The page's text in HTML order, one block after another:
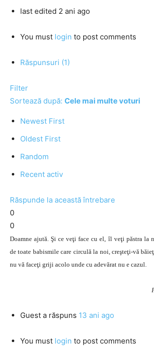
last edited 2 ani ago
You must login to post comments
Răspunsuri (1)
Filter
Sortează după: Cele mai multe voturi
Newest First
Oldest First
Random
Recent activ
Răspunde la această întrebare
0
0
Doamne ajută. Şi ce veţi face cu el, îl veţi păstra la
de toate babismile care circulă la noi, creşteţi-vă
nu vă faceţi griji acolo unde cu adevărat nu e cazul.
Guest a răspuns 13 ani ago
You must login to post comments